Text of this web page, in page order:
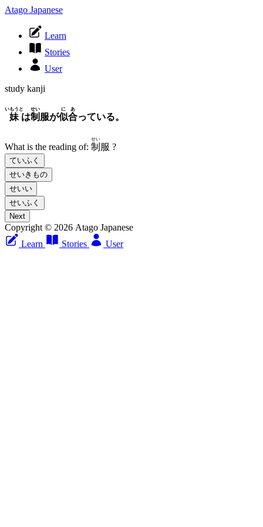
Atago Japanese
Learn
Stories
User
study kanji
妹
いもうと
は制
せい
服が似合
にあ
っている。
What is the reading of: 制
せい
服 ?
ていふく
せいきもの
せいい
せいふく
Next
Copyright © 2026 Atago Japanese
Learn
Stories User